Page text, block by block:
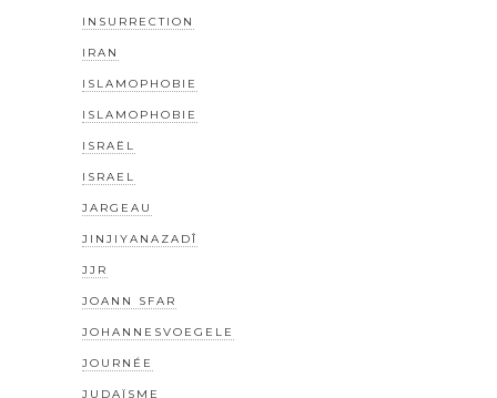
INSURRECTION
IRAN
ISLAMOPHOBIE
ISLAMOPHOBIE
ISRAËL
ISRAEL
JARGEAU
JINJIYANAZADÎ
JJR
JOANN SFAR
JOHANNESVOEGELE
JOURNÉE
JUDAÏSME